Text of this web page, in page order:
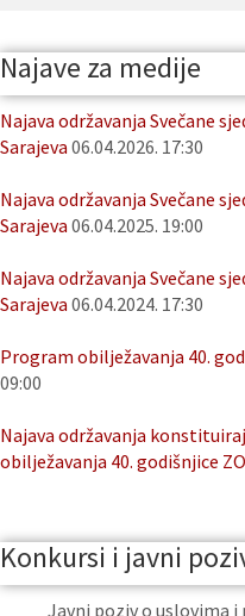
Najave za medije
Najava održavanja Svečane
Sarajeva 06.04.2026. 17:30
Najava održavanja Svečane
Sarajeva 06.04.2025. 19:00
Najava održavanja Svečane
Sarajeva 06.04.2024. 17:30
Program obilježavanja 40.
09:00
Najava održavanja
obilježavanja 40. godišnjice
Konkursi i javni
Javni poziv o uslovima